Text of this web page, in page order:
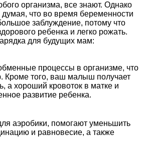
организма, все знают. Однако
что во время беременности
заблуждение, потому что
ребенка и легко рожать.
для будущих мам:
процессы в организме, что
Кроме того, ваш малыш получает
а хороший кровоток в матке и
развитие ребенка.
аэробики, помогают уменьшить
и равновесие, а также